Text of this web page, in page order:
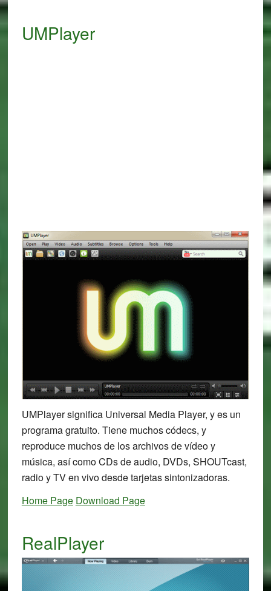
UMPlayer
UMPlayer significa Universal Media Player, y es un
programa gratuito. Tiene muchos códecs, y
reproduce muchos de los archivos de vídeo y
música, así como CDs de audio, DVDs, SHOUTcast,
radio y TV en vivo desde tarjetas sintonizadoras.
Home Page Download Page
RealPlayer